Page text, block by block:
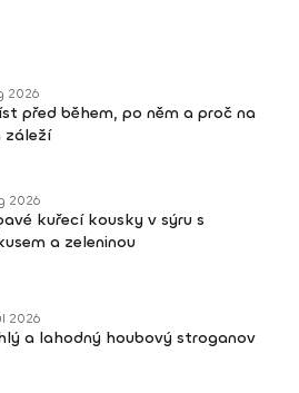
2026
před během, po něm a proč na
záleží
2026
kuřecí kousky v sýru s
a zeleninou
2026
a lahodný houbový stroganov